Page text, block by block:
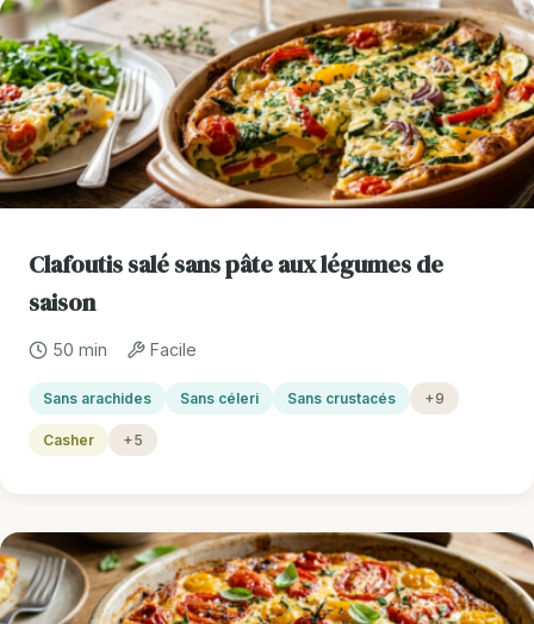
Clafoutis salé sans pâte aux légumes de
saison
50 min Facile
Sans arachides Sans céleri Sans crustacés +9
Casher +5